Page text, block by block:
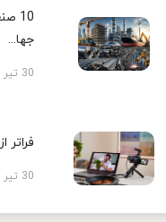
10
جها...
30 تیر 1405
فراتر
30 تیر 1405